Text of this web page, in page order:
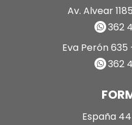
Av. Alvear
362
Eva Perón
362
España